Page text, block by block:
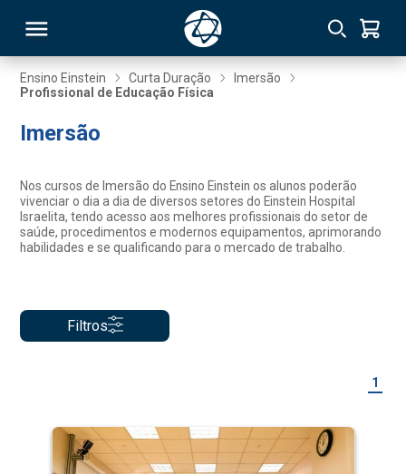
Ensino Einstein Curta Duração
Imersão
Profissional de Educação Física
Imersão
Nos cursos de Imersão do Ensino Einstein os alunos poderão
vivenciar o dia a dia de diversos setores do Einstein Hospital
Israelita, tendo acesso aos melhores profissionais do setor de
saúde, procedimentos e modernos equipamentos, aprimorando
habilidades e se qualificando para o mercado de trabalho.
Filtros
1